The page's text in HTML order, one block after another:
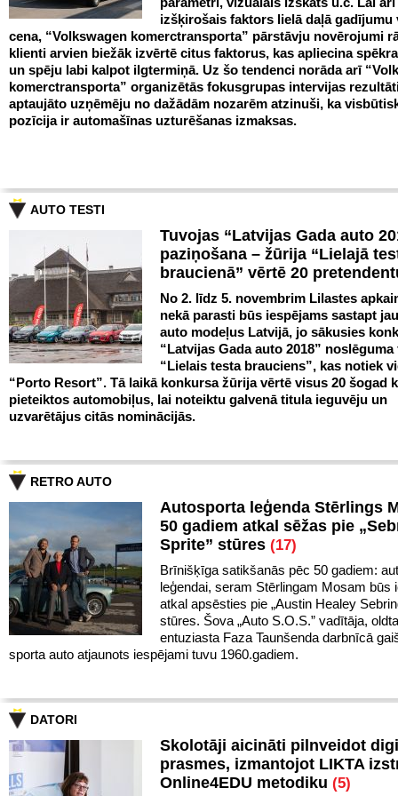
izšķirošais faktors lielā daļā gadījumu
cena, “Volkswagen komerctransporta” pārstāvju novērojumi
klienti arvien biežāk izvērtē citus faktorus, kas apliecina
un spēju labi kalpot ilgtermiņā. Uz šo tendenci norāda arī
komerctransporta” organizētās fokusgrupas intervijas
aptaujāto uzņēmēju no dažādām nozarēm atzinuši, ka
pozīcija ir automašīnas uzturēšanas izmaksas.
AUTO TESTI
Tuvojas “Latvijas Gada auto
paziņošana – žūrija “Lielajā
braucienā” vērtē 20
No 2. līdz 5. novembrim Lilastes
nekā parasti būs iespējams sastapt
auto modeļus Latvijā, jo sākusies
“Latvijas Gada auto 2018” noslēguma
“Lielais testa brauciens”, kas notiek
“Porto Resort”. Tā laikā konkursa žūrija vērtē visus 20 šogad
pieteiktos automobiļus, lai noteiktu galvenā titula ieguvēju un
uzvarētājus citās nominācijās.
RETRO AUTO
Autosporta leģenda Stērlings
50 gadiem atkal sēžas pie
Sprite” stūres (17)
Brīnišķīga satikšanās pēc 50 gadiem:
leģendai, seram Stērlingam Mosam būs
atkal apsēsties pie „Austin Healey
stūres. Šova „Auto S.O.S.” vadītāja,
entuziasta Faza Taunšenda darbnīcā
sporta auto atjaunots iespējami tuvu 1960.gadiem.
DATORI
Skolotāji aicināti pilnveidot
prasmes, izmantojot LIKTA
Online4EDU metodiku (5)